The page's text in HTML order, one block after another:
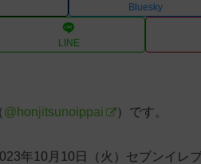
Bluesky
LINE
@honjitsunoippai ）です。
年10月10日（火）セブンイレ